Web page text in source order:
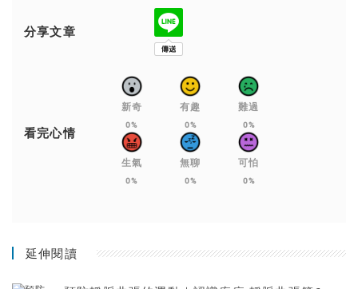
分享文章
看完心情
新奇
0%
有趣
0%
難過
0%
生氣
0%
無聊
0%
可怕
0%
延伸閱讀